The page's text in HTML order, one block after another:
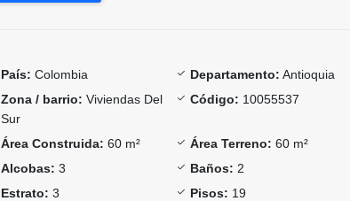
País: Colombia Departamento: Antioquia
Zona / barrio: Viviendas Del
Sur
Código: 10055537
Área Construida: 60 m² Área Terreno: 60 m²
Alcobas: 3 Baños: 2
Estrato: 3 Pisos: 19